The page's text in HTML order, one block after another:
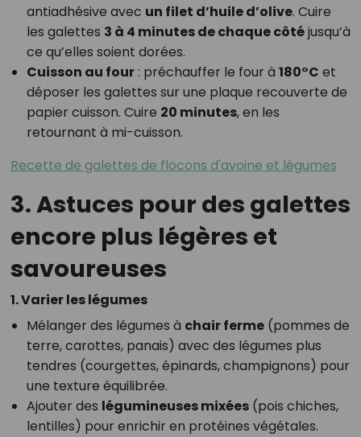
antiadhésive avec un filet d’huile d’olive. Cuire
les galettes 3 à 4 minutes de chaque côtéjusqu’à
ce qu’elles soient dorées.
Cuisson au four: préchauffer le four à 180°C et
déposer les galettes sur une plaque recouverte de
papier cuisson. Cuire 20 minutes, en les
retournant à mi-cuisson.
Recette de galettes de flocons d'avoine et légumes
3. Astuces pour des galettes
encore plus légères et
savoureuses
1. Varier les légumes
Mélanger des légumes à chair ferme(pommes de
terre, carottes, panais) avec des légumes plus
tendres (courgettes, épinards, champignons) pour
une texture équilibrée.
Ajouter des légumineuses mixées(pois chiches,
lentilles) pour enrichir en protéines végétales.